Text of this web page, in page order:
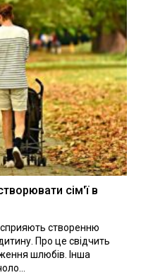
сім'ї в
сприяють створенню
Про це свідчить
шлюбів. Інша